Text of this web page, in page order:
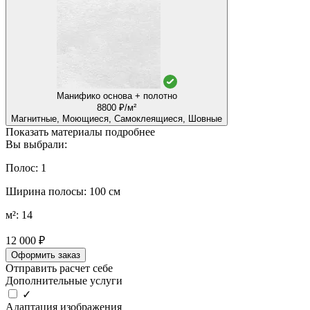
Манифико основа + полотно
8800 ₽/м²
Магнитные, Моющиеся, Самоклеящиеся, Шовные
Показать материалы подробнее
Вы выбрали:
Полос: 1
Ширина полосы: 100 см
м²: 14
12 000 ₽
Оформить заказ
Отправить расчет себе
Дополнительные услуги
✓
Адаптация изображения